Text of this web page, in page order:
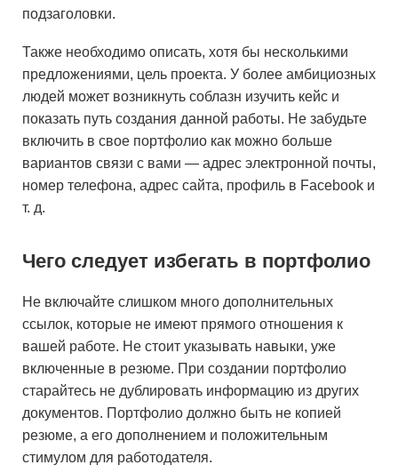
подзаголовки.
Также необходимо описать, хотя бы несколькими
предложениями, цель проекта. У более амбициозных
людей может возникнуть соблазн изучить кейс и
показать путь создания данной работы. Не забудьте
включить в свое портфолио как можно больше
вариантов связи с вами — адрес электронной почты,
номер телефона, адрес сайта, профиль в Facebook и
т. д.
Чего следует избегать в портфолио
Не включайте слишком много дополнительных
ссылок, которые не имеют прямого отношения к
вашей работе. Не стоит указывать навыки, уже
включенные в резюме. При создании портфолио
старайтесь не дублировать информацию из других
документов. Портфолио должно быть не копией
резюме, а его дополнением и положительным
стимулом для работодателя.